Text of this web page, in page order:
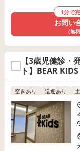
1分で
お問い
（無料
【3歳児健診・
ト】BEAR
空きあり 送迎あり